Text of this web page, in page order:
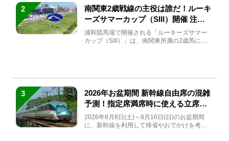
2
南関東2歳戦線の主役は誰だ！ルーキ
ーズサマーカップ（SIII）開催 注目
馬と見どころをチェック
浦和競馬場で開催される「ルーキーズサマー
カップ（SIII）」は、南関東所属の2歳馬によ
3
2026年お盆期間 新幹線自由席の混雑
予測！指定席満席時に使える立席特
急券も解説
2026年8月8日(土)～8月16日(日)のお盆期間
に、新幹線を利用して帰省やおでかけを考え